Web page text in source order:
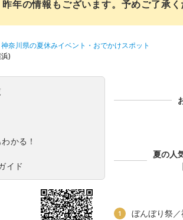
年の情報もございます。予めご了承く
神奈川県の夏休みイベント・おでかけスポット
)
かる！
イド
夏の人
1 ぼんぼり祭